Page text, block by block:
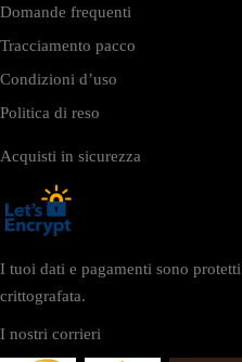
Domande frequenti
Tracciamento pacco
Condizioni d’uso
Politica di reso
Acquisti in sicurezza
I tuoi dati e pagamenti sono
crittografata.
I nostri corrieri